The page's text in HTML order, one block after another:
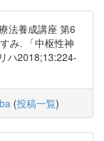
法養成講座 第6
み. 「中枢性神
ハ2018;13:224-
(投稿一覧)